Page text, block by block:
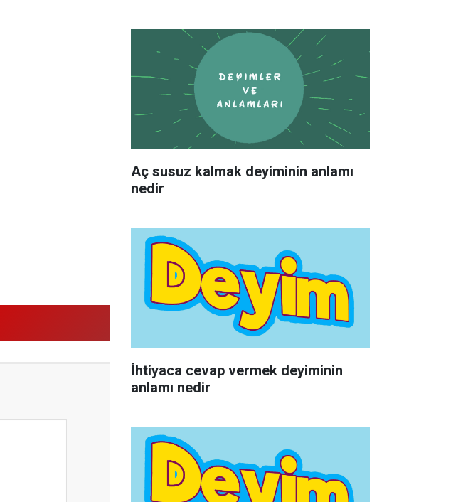
Aç susuz kalmak deyiminin anlamı
nedir
İhtiyaca cevap vermek deyiminin
anlamı nedir